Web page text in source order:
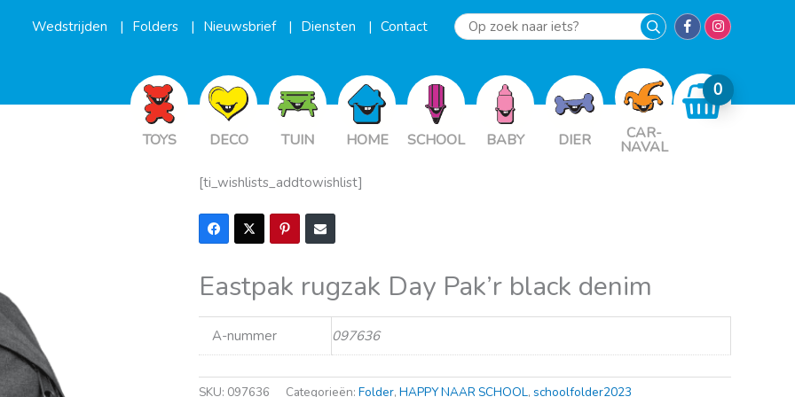
Wedstrijden Folders Nieuwsbrief Diensten Contact
Op
iets?
TOYS DECO TUIN HOME SCHOOL BABY DIER CAR-
NAVAL
[ti_wishlists_addtowishlist]
Eastpak rugzak Day Pak’r black denim
A-nummer 097636
SKU: 097636 Categorieën: Folder, HAPPY NAAR SCHOOL, schoolfolder2023